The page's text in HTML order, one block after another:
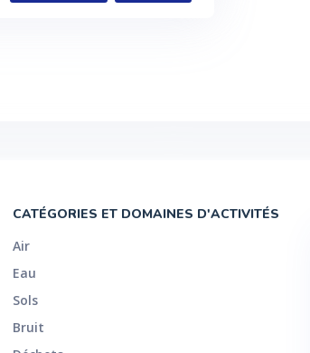
CATÉGORIES ET DOMAINES D'ACTIVITÉS
Air
Eau
Sols
Bruit